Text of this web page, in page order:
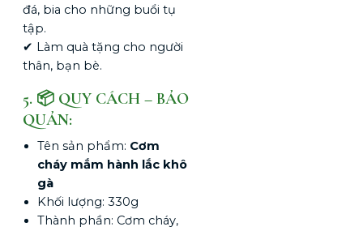
đá, bia cho những buổi tụ
tập.
✔ Làm quà tặng cho người
thân, bạn bè.
5. 📦 QUY CÁCH – BẢO
QUẢN:
Tên sản phẩm: Cơm
cháy mắm hành lắc khô
gà
Khối lượng: 330g
Thành phần: Cơm cháy,